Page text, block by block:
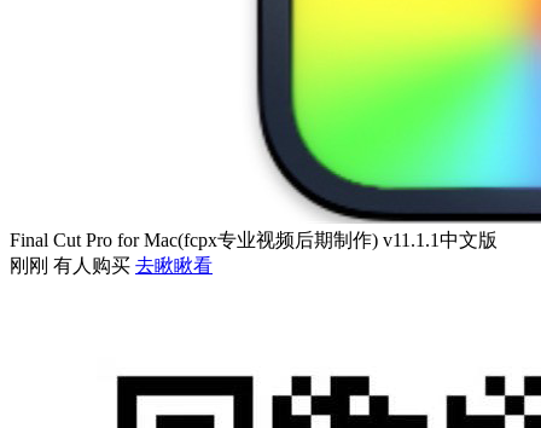
Final Cut Pro for Mac(fcpx专业视频后期制作) v11.1.1中文版
刚刚 有人购买 去瞅瞅看